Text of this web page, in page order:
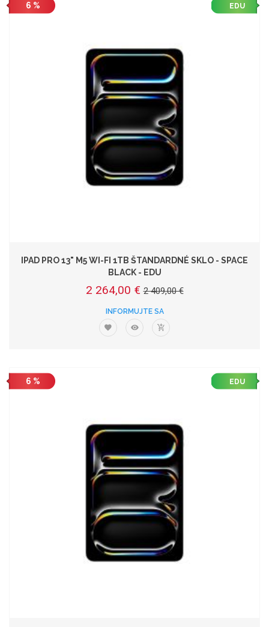
6 % EDU
IPAD PRO 13" M5 WI-FI 1TB ŠTANDARDNÉ SKLO - SPACE
BLACK - EDU
2 264,00 € 2 409,00 €
INFORMUJTE SA
6 % EDU